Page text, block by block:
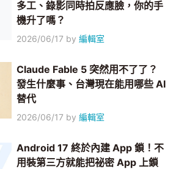
多工、錄影同時拍反應臉，你的手
機升了嗎？
2026/06/17 by編輯室
Claude Fable 5 突然用不了了？
發生什麼事、台灣現在能用哪些 AI
替代
2026/06/17 by編輯室
Android 17 終於內建 App 鎖！不
用裝第三方就能把祕密 App 上鎖